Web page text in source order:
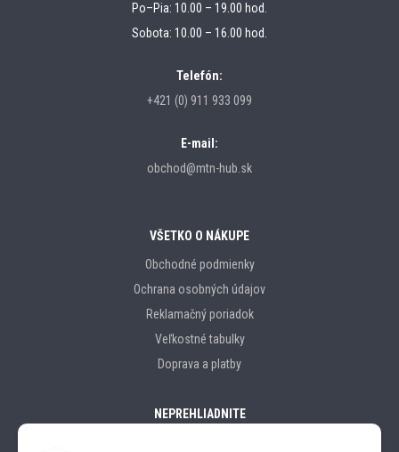
Po–Pia: 10.00 – 19.00 hod.
Sobota: 10.00 – 16.00 hod.
Telefón:
+421 (0) 911 933 099
E-mail:
obchod@mtn-hub.sk
VŠETKO O NÁKUPE
Obchodné podmienky
Ochrana osobných údajov
Reklamačný poriadok
Veľkostné tabulky
Doprava a platby
NEPREHLIADNITE